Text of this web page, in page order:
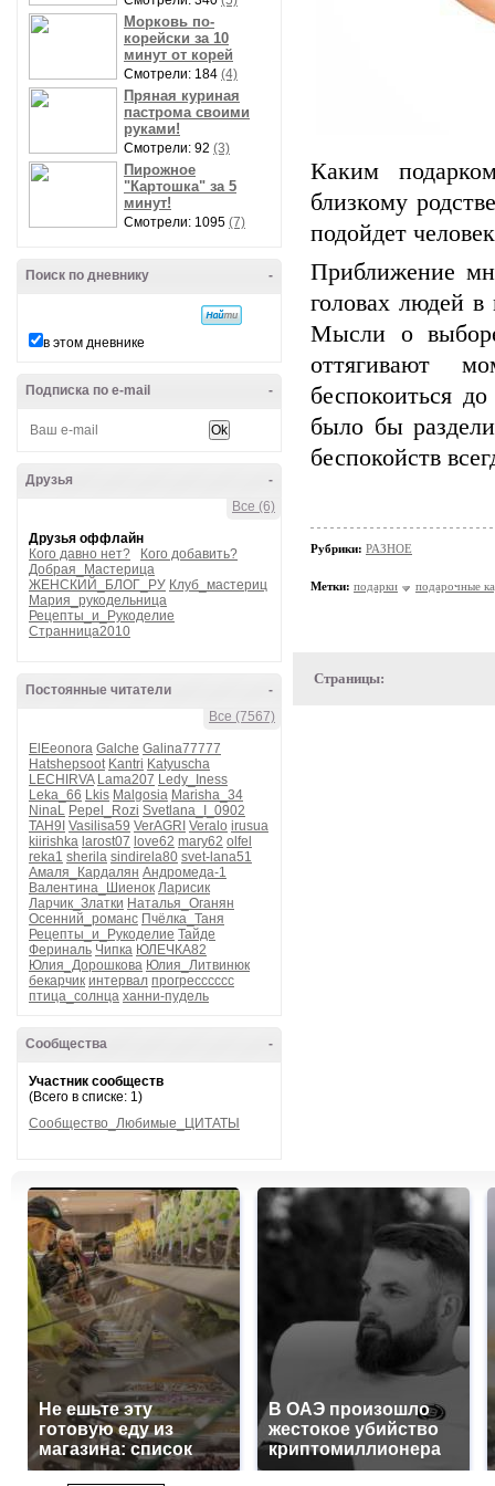
Морковь по-
корейски за 10
минут от корей
Смотрели: 184 (4)
Пряная куриная
пастрома своими
руками!
Смотрели: 92 (3)
Пирожное
"Картошка" за 5
минут!
Смотрели: 1095 (7)
-
Поиск по дневнику
в этом дневнике
-
Подписка по e-mail
-
Друзья
Все (6)
Друзья оффлайн
Кого давно нет?
Кого добавить?
Добрая_Мастерица
ЖЕНСКИЙ_БЛОГ_РУ Клуб_мастериц
Мария_рукодельница
Рецепты_и_Рукоделие
Странница2010
-
Постоянные читатели
Все (7567)
ElEeonora Galche Galina77777
Hatshepsoot Kantri Katyuscha
LECHIRVA Lama207 Ledy_Iness
Leka_66 Lkis Malgosia Marisha_34
NinaL Pepel_Rozi Svetlana_I_0902
TAH9I Vasilisa59 VerAGRI Veralo irusua
kiirishka larost07 love62 mary62 olfel
reka1 sherila sindirela80 svet-lana51
Амаля_Кардалян Андромеда-1
Валентина_Шиенок Ларисик
Ларчик_Златки Наталья_Оганян
Осенний_романс Пчёлка_Таня
Рецепты_и_Рукоделие Тайде
Фериналь Чипка ЮЛЕЧКА82
Юлия_Дорошкова Юлия_Литвинюк
бекарчик интервал прогресссссс
птица_солнца ханни-пудель
-
Сообщества
Участник сообществ
(Всего в списке: 1)
Сообщество_Любимые_ЦИТАТЫ
Каким
близкому
подойдет
Приближение
головах людей
Мысли о выборе
оттягивают
беспокоиться
было бы
беспокойств
Рубрики: РАЗНОЕ
Метки: подарки подарочные
Страницы:
Не ешьте эту
готовую еду из
магазина: список
В ОАЭ произошло
жестокое убийство
криптомиллионера